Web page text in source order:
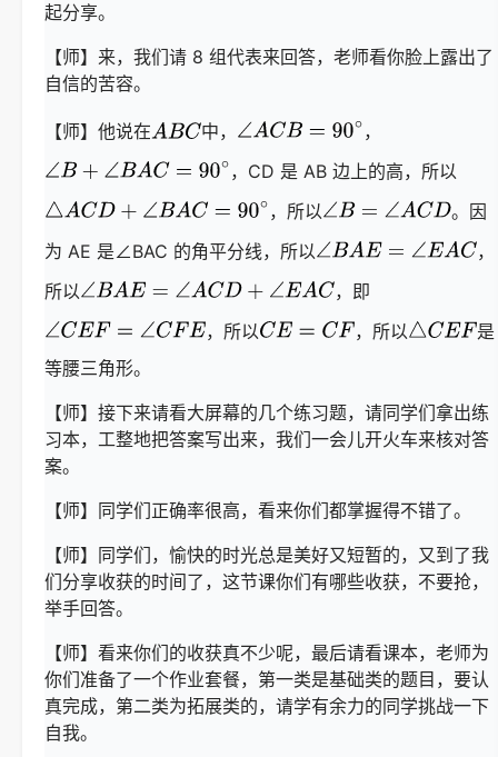
起分享。
【师】来，我们请 8 组代表来回答，老师看你脸上露出了
自信的苦容。
【师】他说在 中，
，
，CD 是 AB 边上的高，所以
，所以
。因
为 AE 是∠BAC 的角平分线，所以
，
所以
，即
，所以
，所以
是
等腰三角形。
【师】接下来请看大屏幕的几个练习题，请同学们拿出练
习本，工整地把答案写出来，我们一会儿开火车来核对答
案。
【师】同学们正确率很高，看来你们都掌握得不错了。
【师】同学们，愉快的时光总是美好又短暂的，又到了我
们分享收获的时间了，这节课你们有哪些收获，不要抢，
举手回答。
【师】看来你们的收获真不少呢，最后请看课本，老师为
你们准备了一个作业套餐，第一类是基础类的题目，要认
真完成，第二类为拓展类的，请学有余力的同学挑战一下
自我。